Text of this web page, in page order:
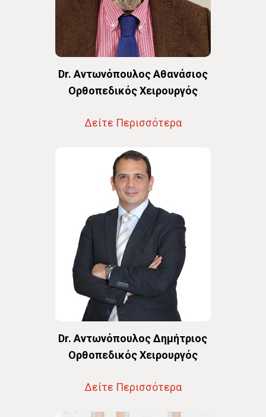
Dr. Αντωνόπουλος Αθανάσιος
Oρθοπεδικός Χειρουργός
Δείτε Περισσότερα
Dr. Αντωνόπουλος Δημήτριος
Oρθοπεδικός Χειρουργός
Δείτε Περισσότερα